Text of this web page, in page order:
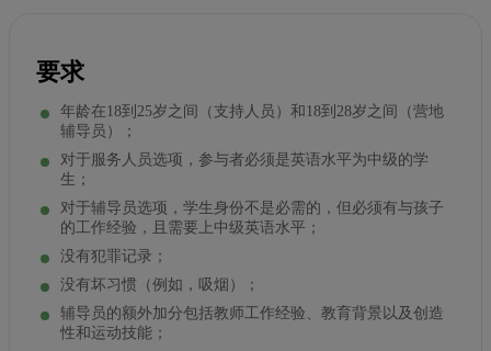
要求
年龄在18到25岁之间（支持人员）和18到28岁之间（营地
辅导员）；
对于服务人员选项，参与者必须是英语水平为中级的学
生；
对于辅导员选项，学生身份不是必需的，但必须有与孩子
的工作经验，且需要上中级英语水平；
没有犯罪记录；
没有坏习惯（例如，吸烟）；
辅导员的额外加分包括教师工作经验、教育背景以及创造
性和运动技能；